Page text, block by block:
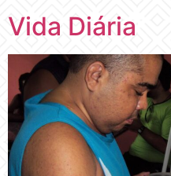
Vida Diária